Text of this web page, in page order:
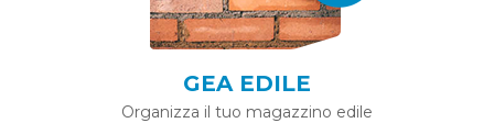
GEA EDILE
Organizza il tuo magazzino edile